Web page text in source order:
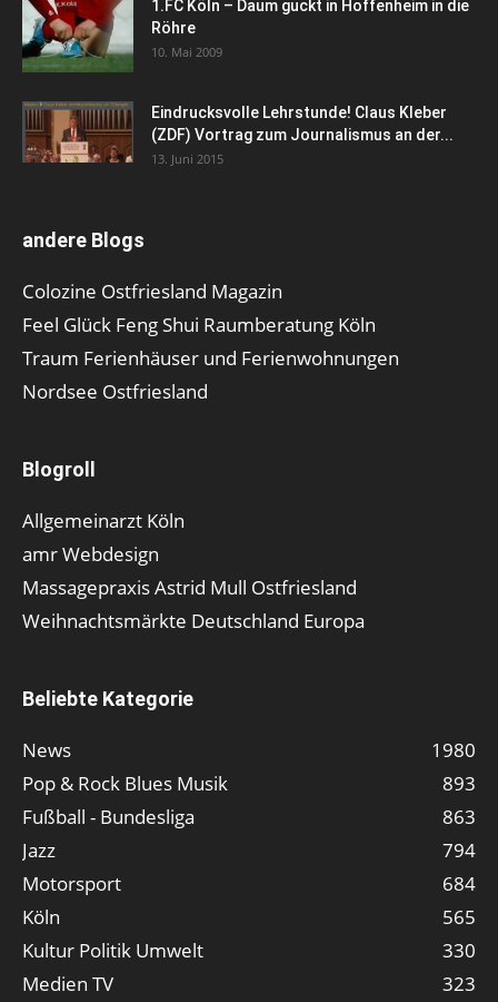
1.FC Köln – Daum guckt in Hoffenheim in die
Röhre
10. Mai 2009
Eindrucksvolle Lehrstunde! Claus Kleber
(ZDF) Vortrag zum Journalismus an der...
13. Juni 2015
andere Blogs
Colozine Ostfriesland Magazin
Feel Glück Feng Shui Raumberatung Köln
Traum Ferienhäuser und Ferienwohnungen
Nordsee Ostfriesland
Blogroll
Allgemeinarzt Köln
amr Webdesign
Massagepraxis Astrid Mull Ostfriesland
Weihnachtsmärkte Deutschland Europa
Beliebte Kategorie
News
1980
Pop & Rock Blues Musik
893
Fußball - Bundesliga
863
Jazz
794
Motorsport
684
Köln
565
Kultur Politik Umwelt
330
Medien TV
323